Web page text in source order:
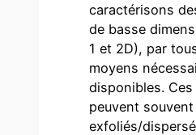
caractérisons
de basse
1 et 2D), par
moyens
disponibles. Ces
peuvent
exfoliés/